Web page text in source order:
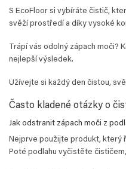
S EcoFloor si vybíráte čistič,
svěží prostředí a díky vysoké
Trápí vás odolný zápach moči?
nejlepší výsledek.
Užívejte si každý den čistou,
Často kladené otázky o
Jak odstranit zápach moči z
Nejprve použijte produkt, který
Poté podlahu vyčistěte